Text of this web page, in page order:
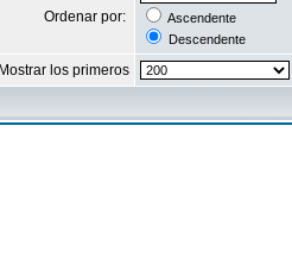
Ordenar por:
Ascendente
Descendente
Mostrar los primeros